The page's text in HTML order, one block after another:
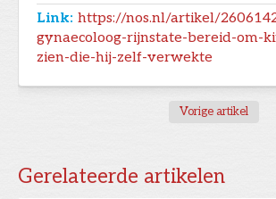
Link: https://nos.nl/artikel/
gynaecoloog-rijnstate-bereid-om-
zien-die-hij-zelf-verwekte
Vorige artikel
Gerelateerde artikelen